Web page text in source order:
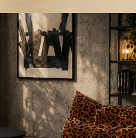
A bold statement. A quiet retreat.
Mit unserem...
201 4